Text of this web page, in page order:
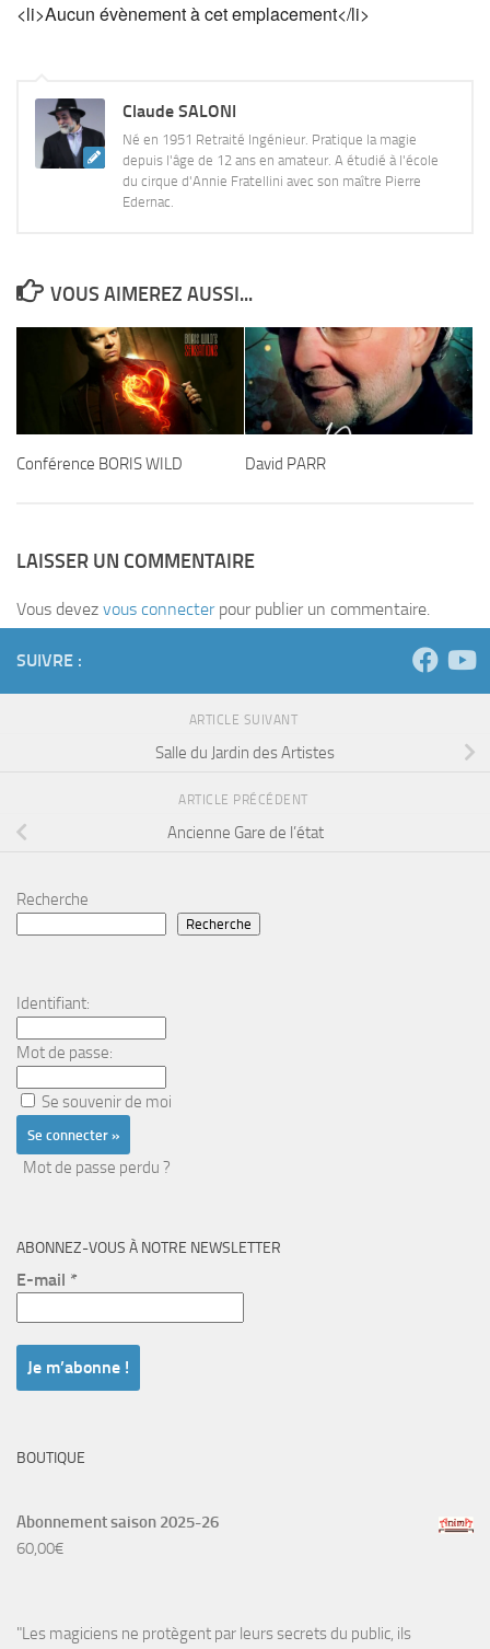
<li>Aucun évènement à cet emplacement</li>
Claude SALONI
Né en 1951 Retraité Ingénieur. Pratique la magie
depuis l'âge de 12 ans en amateur. A étudié à l'école
du cirque d'Annie Fratellini avec son maître Pierre
Edernac.
VOUS AIMEREZ AUSSI...
Conférence BORIS WILD David PARR
LAISSER UN COMMENTAIRE
Vous devez vous connecterpour publier un commentaire.
SUIVRE :
ARTICLE SUIVANT
Salle du Jardin des Artistes
ARTICLE PRÉCÉDENT
Ancienne Gare de l’état
Recherche
Recherche
Identifiant:
Mot de passe:
Se souvenir de moi
Mot de passe perdu ?
ABONNEZ-VOUS À NOTRE NEWSLETTER
E-mail *
BOUTIQUE
Abonnement saison 2025-26
60,00€
"Les magiciens ne protègent par leurs secrets du public, ils